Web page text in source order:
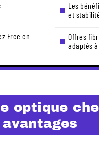
Free en
Les
et
Offres
adaptés
optique